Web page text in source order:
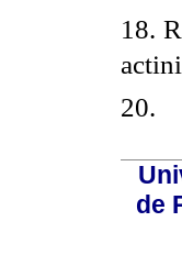
18.
20.
de